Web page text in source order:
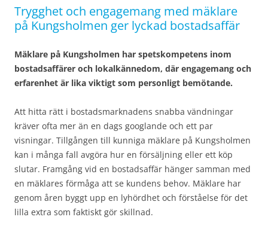
Trygghet och engagemang med mäklare
på Kungsholmen ger lyckad bostadsaffär
Mäklare på Kungsholmen har spetskompetens inom
bostadsaffärer och lokalkännedom, där engagemang och
erfarenhet är lika viktigt som personligt bemötande.
Att hitta rätt i bostadsmarknadens snabba vändningar
kräver ofta mer än en dags googlande och ett par
visningar. Tillgången till kunniga mäklare på Kungsholmen
kan i många fall avgöra hur en försäljning eller ett köp
slutar. Framgång vid en bostadsaffär hänger samman med
en mäklares förmåga att se kundens behov. Mäklare har
genom åren byggt upp en lyhördhet och förståelse för det
lilla extra som faktiskt gör skillnad.